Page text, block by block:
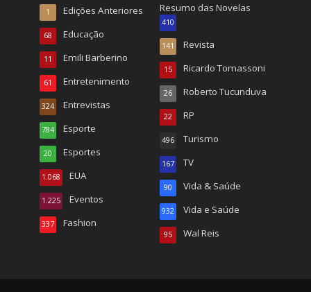
Edições Anteriores
1
Educação
68
Emili Barberino
11
Entretenimento
61
Entrevistas
324
Esporte
784
Esportes
20
EUA
1.068
Eventos
1.225
Fashion
337
Resumo das Novelas
410
Revista
141
Ricardo Tomassoni
15
Roberto Tucunduva
26
RP
22
Turismo
496
TV
167
Vida & Saúde
90
Vida e Saúde
932
Wal Reis
95